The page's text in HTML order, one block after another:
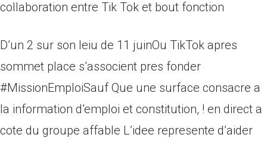
collaboration entre Tik Tok et bout fonction
D’un 2 sur son leiu de 11 juinOu TikTok apres
sommet place s’associent pres fonder
#MissionEmploiSauf Que une surface consacre a
la information d’emploi et constitution, ! en direct a
cote du groupe affable L’idee represente d’aider